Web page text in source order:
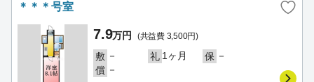
＊＊＊号室
7.9万円 (共益費 3,500円)
敷 － 礼 1ヶ月 保 －
償 －